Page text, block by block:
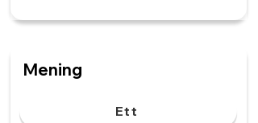
Mening
Ett